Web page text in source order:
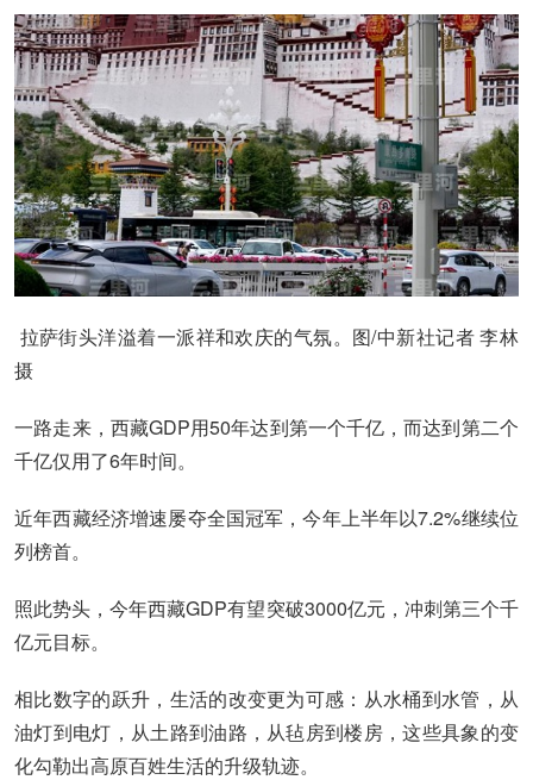
拉萨街头洋溢着一派祥和欢庆的气氛。图/中新社记者 李林
摄
一路走来，西藏GDP用50年达到第一个千亿，而达到第二个
千亿仅用了6年时间。
近年西藏经济增速屡夺全国冠军，今年上半年以7.2%继续位
列榜首。
照此势头，今年西藏GDP有望突破3000亿元，冲刺第三个千
亿元目标。
相比数字的跃升，生活的改变更为可感：从水桶到水管，从
油灯到电灯，从土路到油路，从毡房到楼房，这些具象的变
化勾勒出高原百姓生活的升级轨迹。